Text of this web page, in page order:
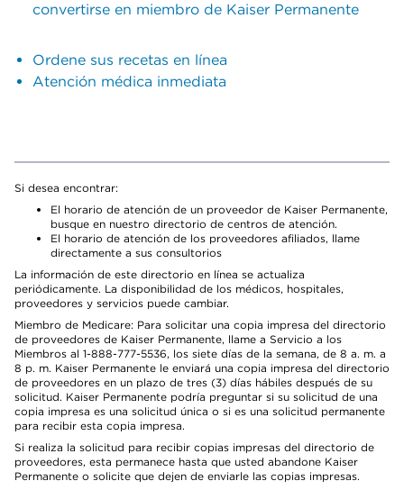
convertirse en miembro de Kaiser Permanente
Ordene sus recetas en línea
Atención médica inmediata
Si desea encontrar:
El horario de atención de un proveedor de Kaiser Permanente,
busque en nuestro directorio de centros de atención.
El horario de atención de los proveedores afiliados, llame
directamente a sus consultorios
La información de este directorio en línea se actualiza
periódicamente. La disponibilidad de los médicos, hospitales,
proveedores y servicios puede cambiar.
Miembro de Medicare: Para solicitar una copia impresa del directorio
de proveedores de Kaiser Permanente, llame a Servicio a los
Miembros al 1-888-777-5536, los siete días de la semana, de 8 a. m. a
8 p. m. Kaiser Permanente le enviará una copia impresa del directorio
de proveedores en un plazo de tres (3) días hábiles después de su
solicitud. Kaiser Permanente podría preguntar si su solicitud de una
copia impresa es una solicitud única o si es una solicitud permanente
para recibir esta copia impresa.
Si realiza la solicitud para recibir copias impresas del directorio de
proveedores, esta permanece hasta que usted abandone Kaiser
Permanente o solicite que dejen de enviarle las copias impresas.